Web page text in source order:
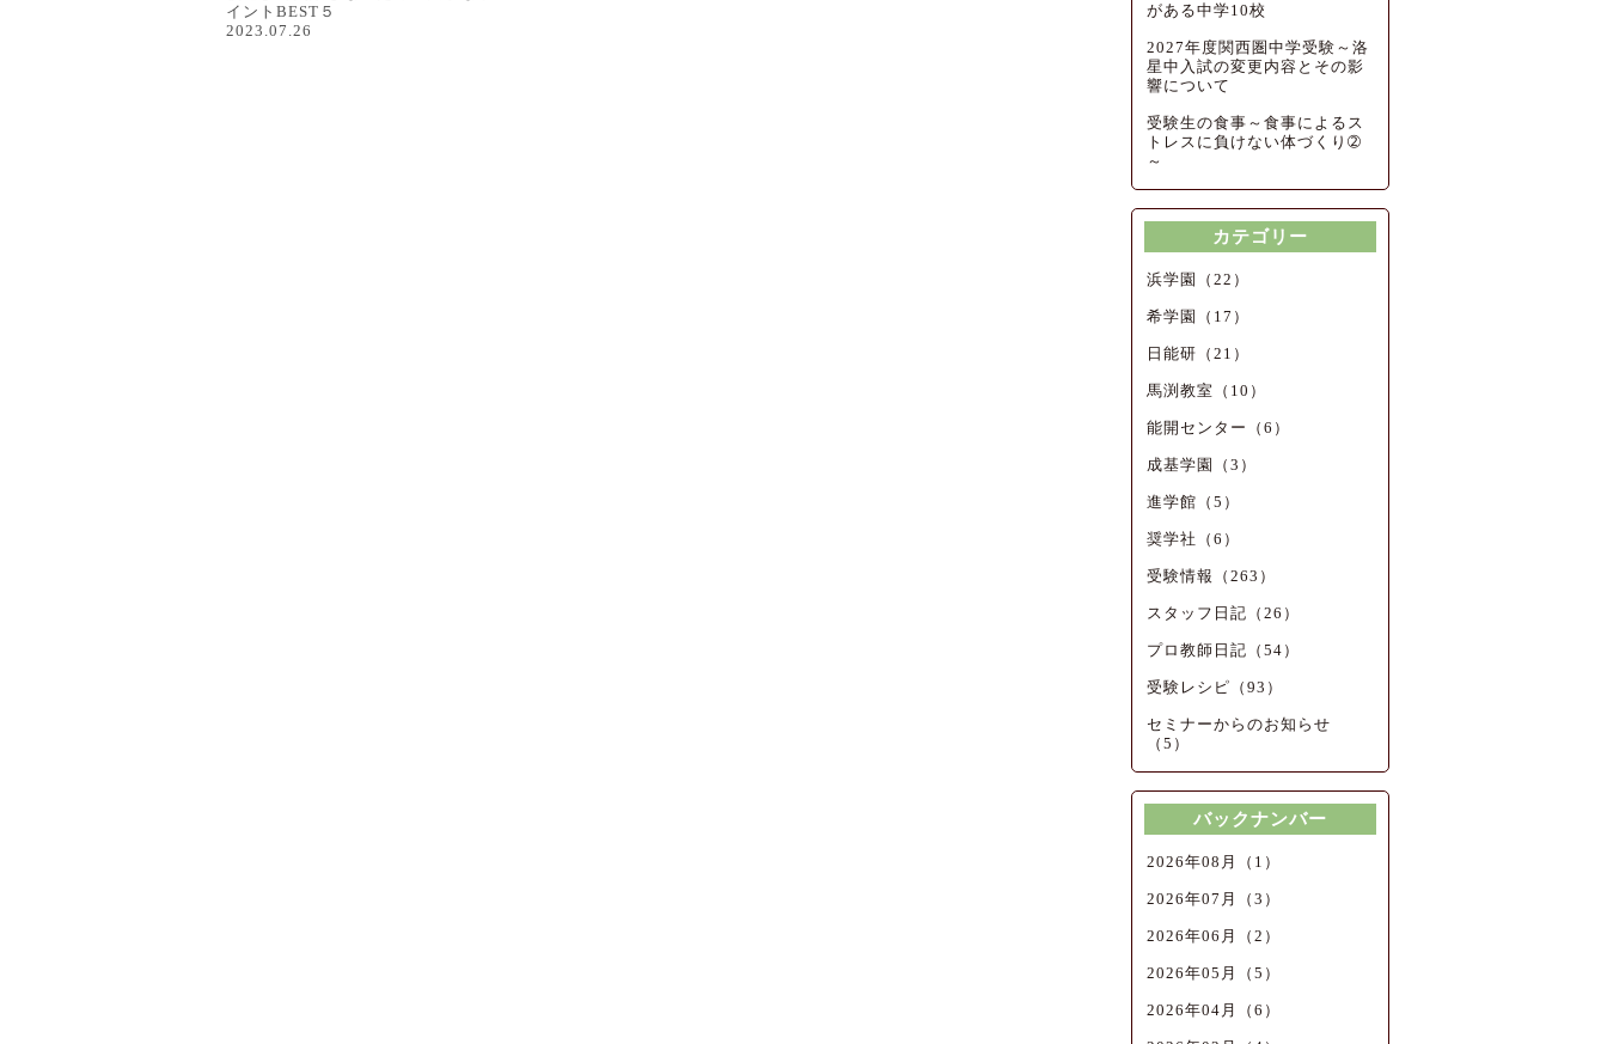
イントBEST５
2023.07.26
がある中学10校
2027年度関西圏中学受験～洛
星中入試の変更内容とその影
響について
受験生の食事～食事によるス
トレスに負けない体づくり➁
～
カテゴリー
浜学園（22）
希学園（17）
日能研（21）
馬渕教室（10）
能開センター（6）
成基学園（3）
進学館（5）
奨学社（6）
受験情報（263）
スタッフ日記（26）
プロ教師日記（54）
受験レシピ（93）
セミナーからのお知らせ
（5）
バックナンバー
2026年08月（1）
2026年07月（3）
2026年06月（2）
2026年05月（5）
2026年04月（6）